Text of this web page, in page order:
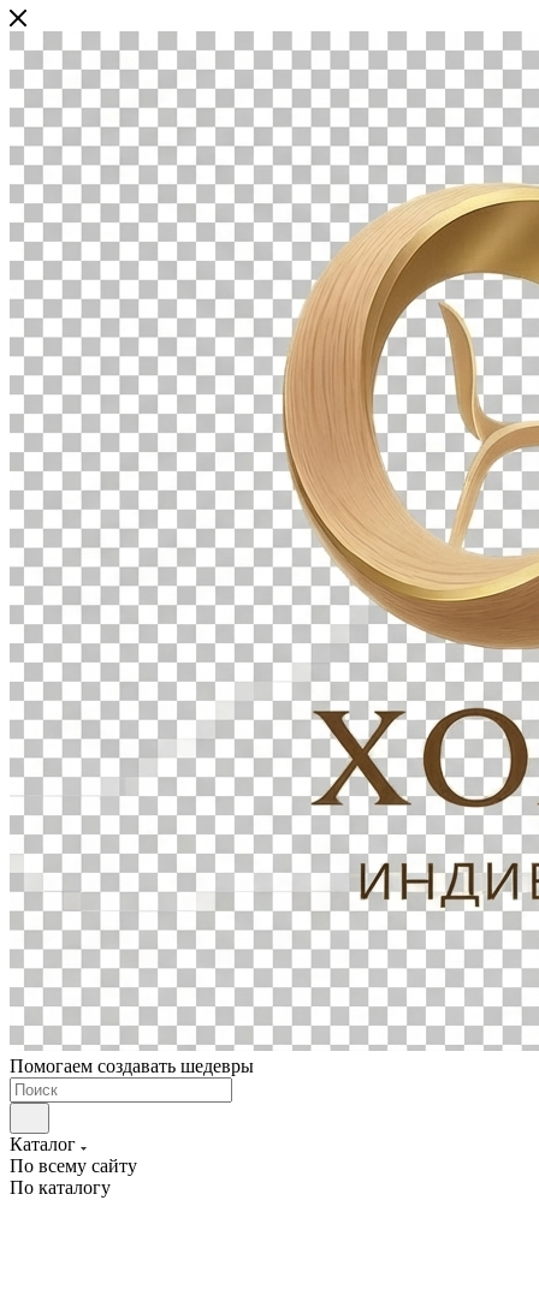
Помогаем создавать шедевры
Каталог
По всему сайту
По каталогу